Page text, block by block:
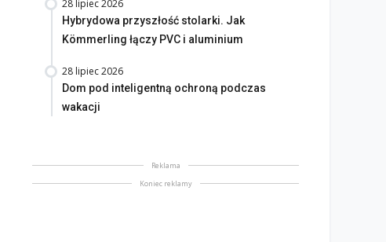
28 lipiec 2026
Hybrydowa przyszłość stolarki. Jak
Kömmerling łączy PVC i aluminium
28 lipiec 2026
Dom pod inteligentną ochroną podczas
wakacji
Reklama
Koniec reklamy